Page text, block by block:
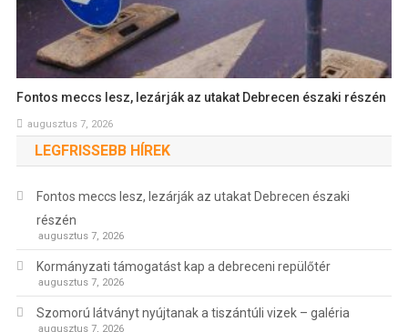
Fontos meccs lesz, lezárják az utakat Debrecen északi részén
augusztus 7, 2026
LEGFRISSEBB HÍREK
Fontos meccs lesz, lezárják az utakat Debrecen északi
részén
augusztus 7, 2026
Kormányzati támogatást kap a debreceni repülőtér
augusztus 7, 2026
Szomorú látványt nyújtanak a tiszántúli vizek – galéria
augusztus 7, 2026